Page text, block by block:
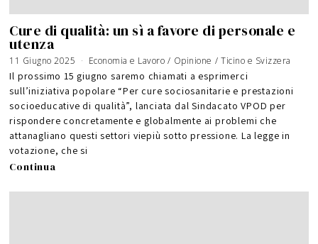
Cure di qualità: un sì a favore di personale e
utenza
11 Giugno 2025 Economia e Lavoro / Opinione / Ticino e Svizzera
Il prossimo 15 giugno saremo chiamati a esprimerci
sull’iniziativa popolare “Per cure sociosanitarie e prestazioni
socioeducative di qualità”, lanciata dal Sindacato VPOD per
rispondere concretamente e globalmente ai problemi che
attanagliano questi settori viepiù sotto pressione. La legge in
votazione, che si
Continua